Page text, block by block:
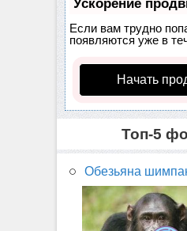
Ускорение
Если вам трудно
появляются уже в
Начать
Топ-5
Обезьяна